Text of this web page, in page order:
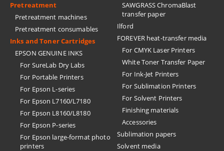
Pretreatment
Pretreatment machines
Pretreatment consumables
Inks and Toner Cartridges
EPSON GENUINE INKS
For SureLab Dry Labs
For Portable Printers
For Epson L-series
For Epson L7160/L7180
For Epson L8160/L8180
For Epson P-series
For Epson large-format photo
printers
SAWGRASS ChromaBlast
transfer paper
Ilford
FOREVER heat-transfer media
For CMYK Laser Printers
White Toner Transfer Paper
For Ink-Jet Printers
For Sublimation Printers
For Solvent Printers
Finishing materials
Accessories
Sublimation papers
Solvent media